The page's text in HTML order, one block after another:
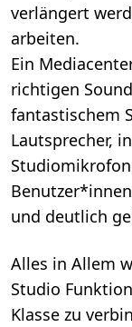
verlängert
arbeiten.
Ein
richtigen
fantastischem
Lautsprecher,
und deutlich
Alles in Allem
Studio
Klasse zu